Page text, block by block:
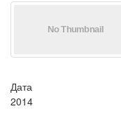
Дата
2014